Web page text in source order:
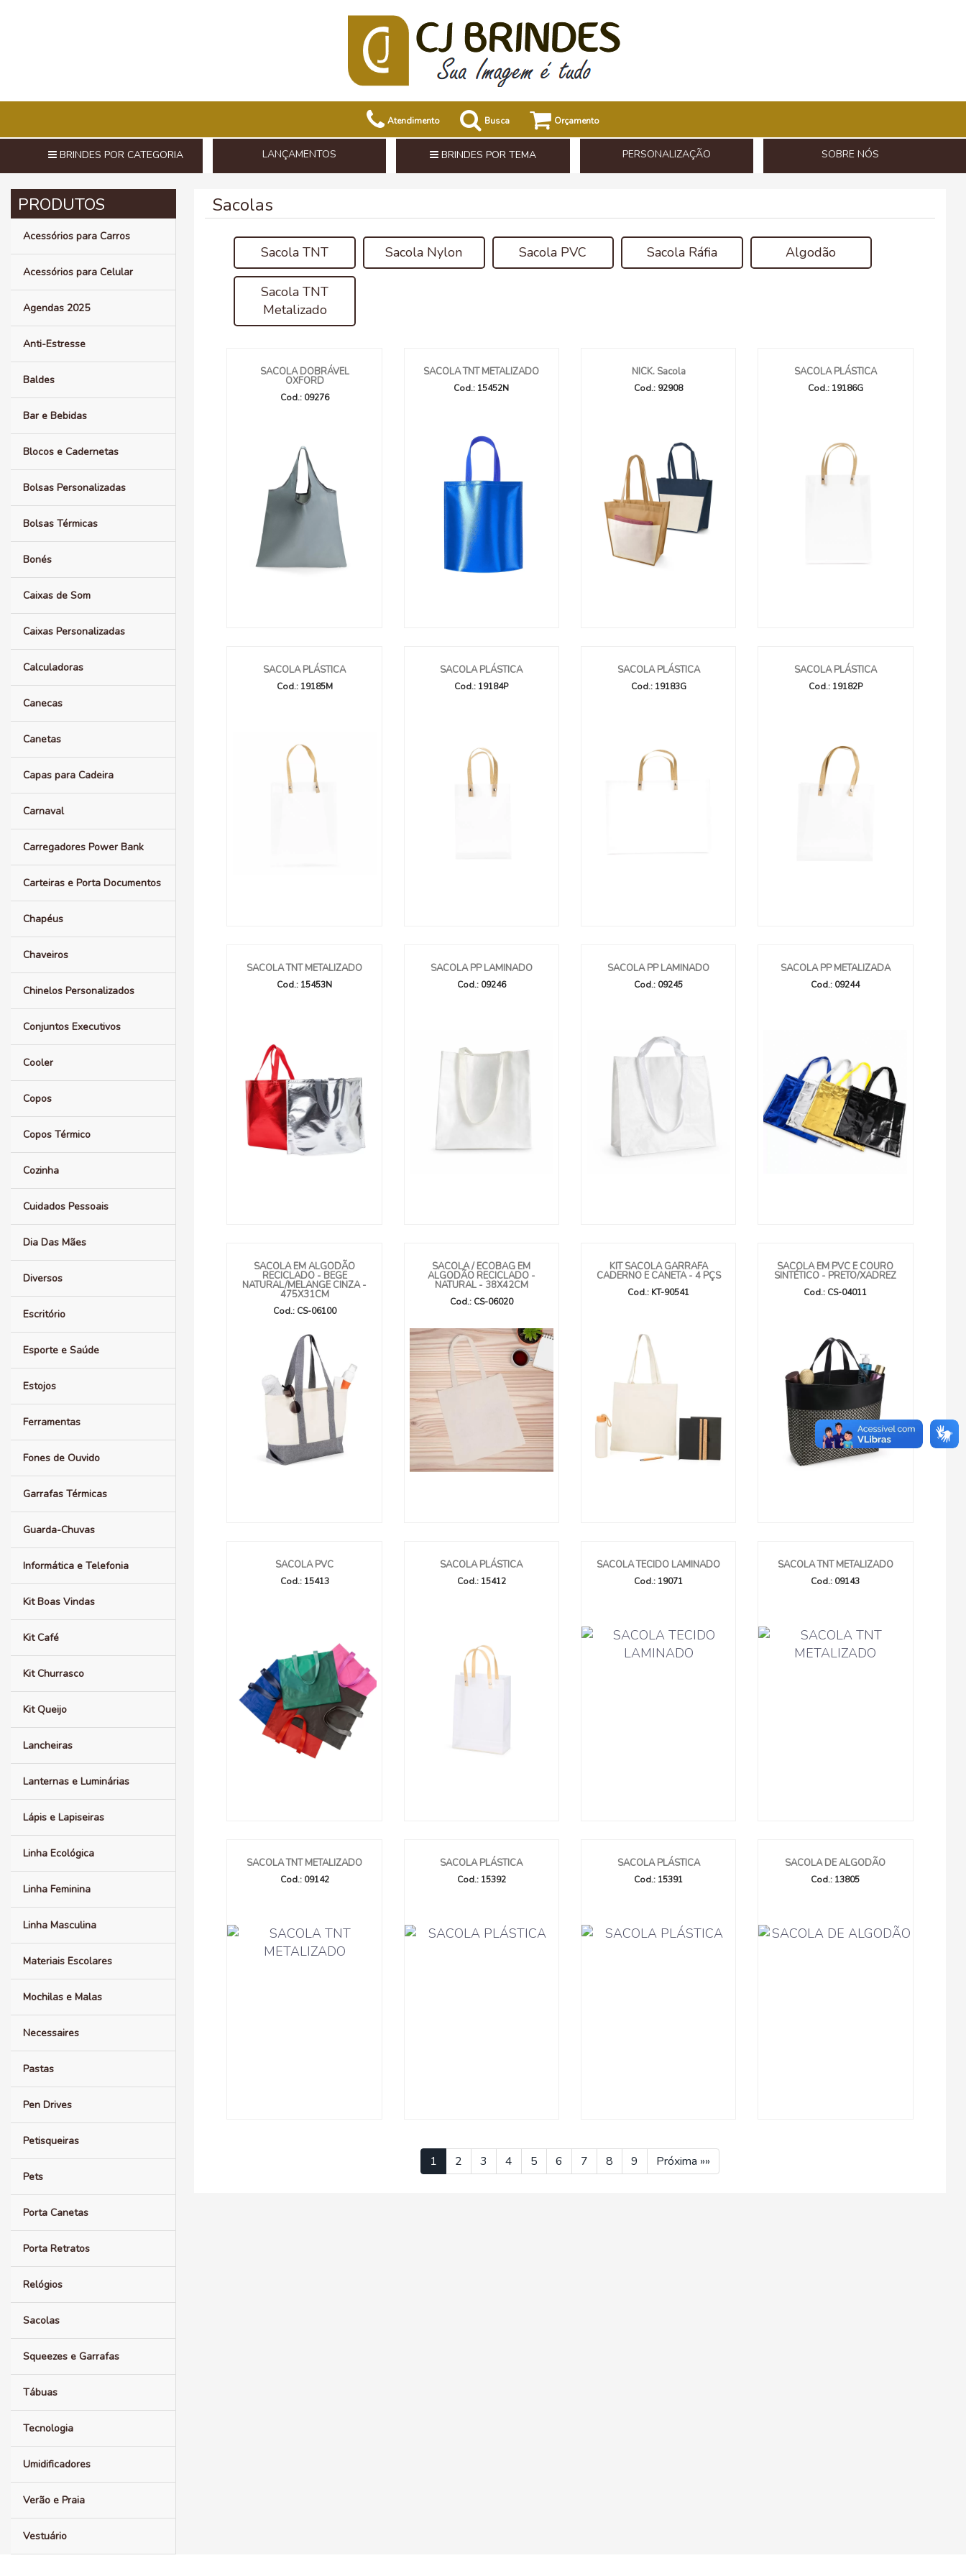
Atendimento Busca Orçamento
BRINDES POR CATEGORIA LANÇAMENTOS BRINDES POR TEMA PERSONALIZAÇÃO SOBRE NÓS
Acessórios para Carros
Acessórios para Celular
Agendas 2025
Anti-Estresse
Baldes
Bar e Bebidas
Blocos e Cadernetas
Bolsas Personalizadas
Bolsas Térmicas
Bonés
Caixas de Som
Caixas Personalizadas
Calculadoras
Canecas
Canetas
Capas para Cadeira
Carnaval
Carregadores Power Bank
Carteiras e Porta Documentos
Chapéus
Chaveiros
Chinelos Personalizados
Conjuntos Executivos
Cooler
Copos
Copos Térmico
Cozinha
Cuidados Pessoais
Dia Das Mães
Diversos
Escritório
Esporte e Saúde
Estojos
Ferramentas
Fones de Ouvido
Garrafas Térmicas
Guarda-Chuvas
Informática e Telefonia
Kit Boas Vindas
Kit Café
Kit Churrasco
Kit Queijo
Lancheiras
Lanternas e Luminárias
Lápis e Lapiseiras
Linha Ecológica
Linha Feminina
Linha Masculina
Materiais Escolares
Mochilas e Malas
Necessaires
Pastas
Pen Drives
Petisqueiras
Pets
Porta Canetas
Porta Retratos
Relógios
Sacolas
Squeezes e Garrafas
Tábuas
Tecnologia
Umidificadores
Verão e Praia
Vestuário
Sacolas
Sacola TNT Sacola Nylon Sacola PVC Sacola Ráfia Algodão
Sacola TNT
Metalizado
SACOLA DOBRÁVEL
OXFORD
Cod.: 09276
SACOLA TNT METALIZADO
Cod.: 15452N
NICK. Sacola
Cod.: 92908
SACOLA PLÁSTICA
Cod.: 19186G
SACOLA PLÁSTICA
Cod.: 19185M
SACOLA PLÁSTICA
Cod.: 19184P
SACOLA PLÁSTICA
Cod.: 19183G
SACOLA PLÁSTICA
Cod.: 19182P
SACOLA TNT METALIZADO
Cod.: 15453N
SACOLA PP LAMINADO
Cod.: 09246
SACOLA PP LAMINADO
Cod.: 09245
SACOLA PP METALIZADA
Cod.: 09244
SACOLA EM ALGODÃO
RECICLADO - BEGE
NATURAL/MELANGE CINZA -
475X31CM
Cod.: CS-06100
SACOLA / ECOBAG EM
ALGODÃO RECICLADO -
NATURAL - 38X42CM
Cod.: CS-06020
KIT SACOLA GARRAFA
CADERNO E CANETA - 4 PÇS
Cod.: KT-90541
SACOLA EM PVC E COURO
SINTÉTICO - PRETO/XADREZ
Cod.: CS-04011
SACOLA PVC
Cod.: 15413
SACOLA PLÁSTICA
Cod.: 15412
SACOLA TECIDO LAMINADO
Cod.: 19071
SACOLA TNT METALIZADO
Cod.: 09143
SACOLA TNT METALIZADO
Cod.: 09142
SACOLA PLÁSTICA
Cod.: 15392
SACOLA PLÁSTICA
Cod.: 15391
SACOLA DE ALGODÃO
Cod.: 13805
1 2 3 4 5 6 7 8 9 Próxima »»